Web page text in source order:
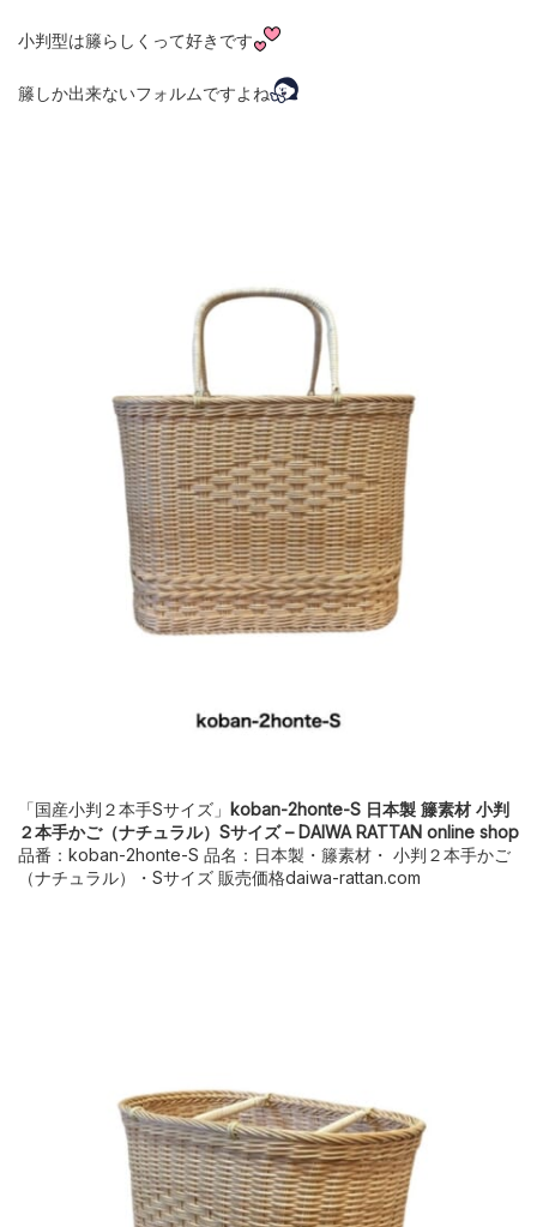
小判型は籐らしくって好きです
籐しか出来ないフォルムですよね
「国産小判２本手Sサイズ」 koban-2honte-S 日本製 籐素材 小判
２本手かご（ナチュラル）Sサイズ – DAIWA RATTAN online shop
品番：koban-2honte-S 品名：日本製・籐素材・ 小判２本手かご
（ナチュラル）・Sサイズ 販売価格daiwa-rattan.com